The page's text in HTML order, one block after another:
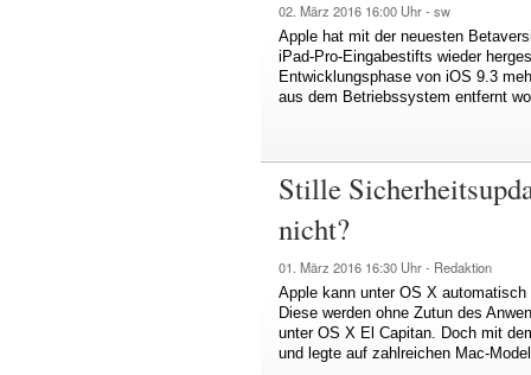
02. März 2016 16:00 Uhr - sw
Apple hat mit der neuesten
iPad-Pro-Eingabestifts wieder
Entwicklungsphase von iOS 9.3
aus dem Betriebssystem entfernt
Stille
nicht?
01. März 2016 16:30 Uhr - Redaktion
Apple kann unter OS X
Diese werden ohne Zutun des
unter OS X El Capitan. Doch mit
und legte auf zahlreichen Mac-